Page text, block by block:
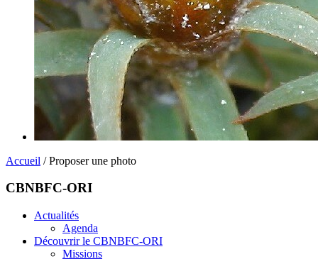
Accueil / Proposer une photo
CBNBFC-ORI
Actualités
Agenda
Découvrir le CBNBFC-ORI
Missions